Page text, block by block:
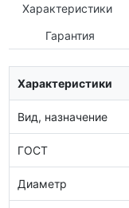
Характеристики
Гарантия
Характеристики
Вид, назначение
ГОСТ
Диаметр